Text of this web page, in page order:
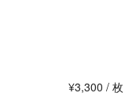
¥3,300 / 枚